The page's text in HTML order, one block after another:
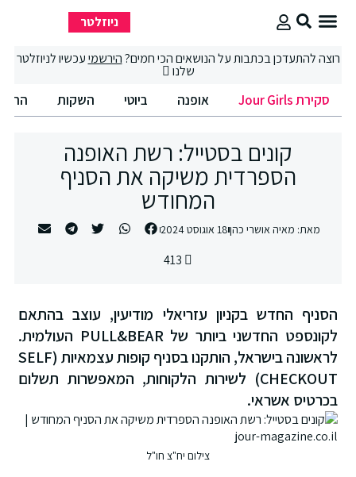
ניוזלטר
רוצה להתעדכן בכתבות על הנושאים הכי חמים?הירשמיעכשיו לניוזלטר
שלנו
סקירת Jour Girls אופנה ביוטי השקות
קונים בסטייל: רשת האופנה
הספרדית משיקה את הסניף
המחודש
מאת: מאיה אושרי כהן18 אוגוסט 2024
הסניף החדש בקניון עזריאלי מודיעין, עוצב בהתאם
לקונספט החדשני ביותר של PULL&BEAR העולמית.
לראשונה בישראל, הותקנו בסניף קופות עצמאיות (SELF
CHECKOUT) לשירות הלקוחות, המאפשרות תשלום
בכרטיס אשראי.
צילום יח"צ חו"ל